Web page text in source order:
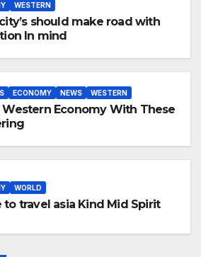
WESTERN
should make road with
In mind
ECONOMY NEWS WESTERN
Western Economy With These
WORLD
to travel asia Kind Mid Spirit